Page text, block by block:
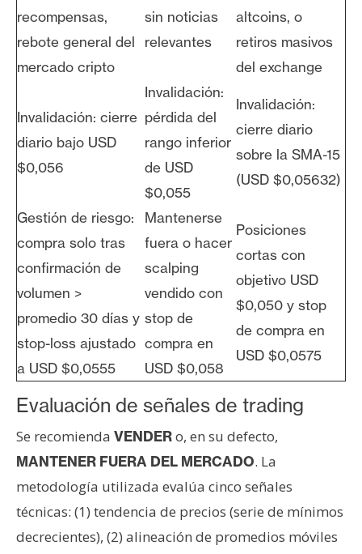
recompensas,
rebote general del
mercado cripto
sin noticias
relevantes
altcoins, o
retiros masivos
del exchange
Invalidación: cierre
diario bajo USD
$0,056
Invalidación:
pérdida del
rango inferior
de USD
$0,055
Invalidación:
cierre diario
sobre la SMA-15
(USD $0,05632)
Gestión de riesgo:
compra solo tras
confirmación de
volumen >
promedio 30 días y
stop-loss ajustado
a USD $0,0555
Mantenerse
fuera o hacer
scalping
vendido con
stop de
compra en
USD $0,058
Posiciones
cortas con
objetivo USD
$0,050 y stop
de compra en
USD $0,0575
Evaluación de señales de trading
Se recomienda VENDERo, en su defecto,
MANTENER FUERA DEL MERCADO. La
metodología utilizada evalúa cinco señales
técnicas: (1) tendencia de precios (serie de mínimos
decrecientes), (2) alineación de promedios móviles